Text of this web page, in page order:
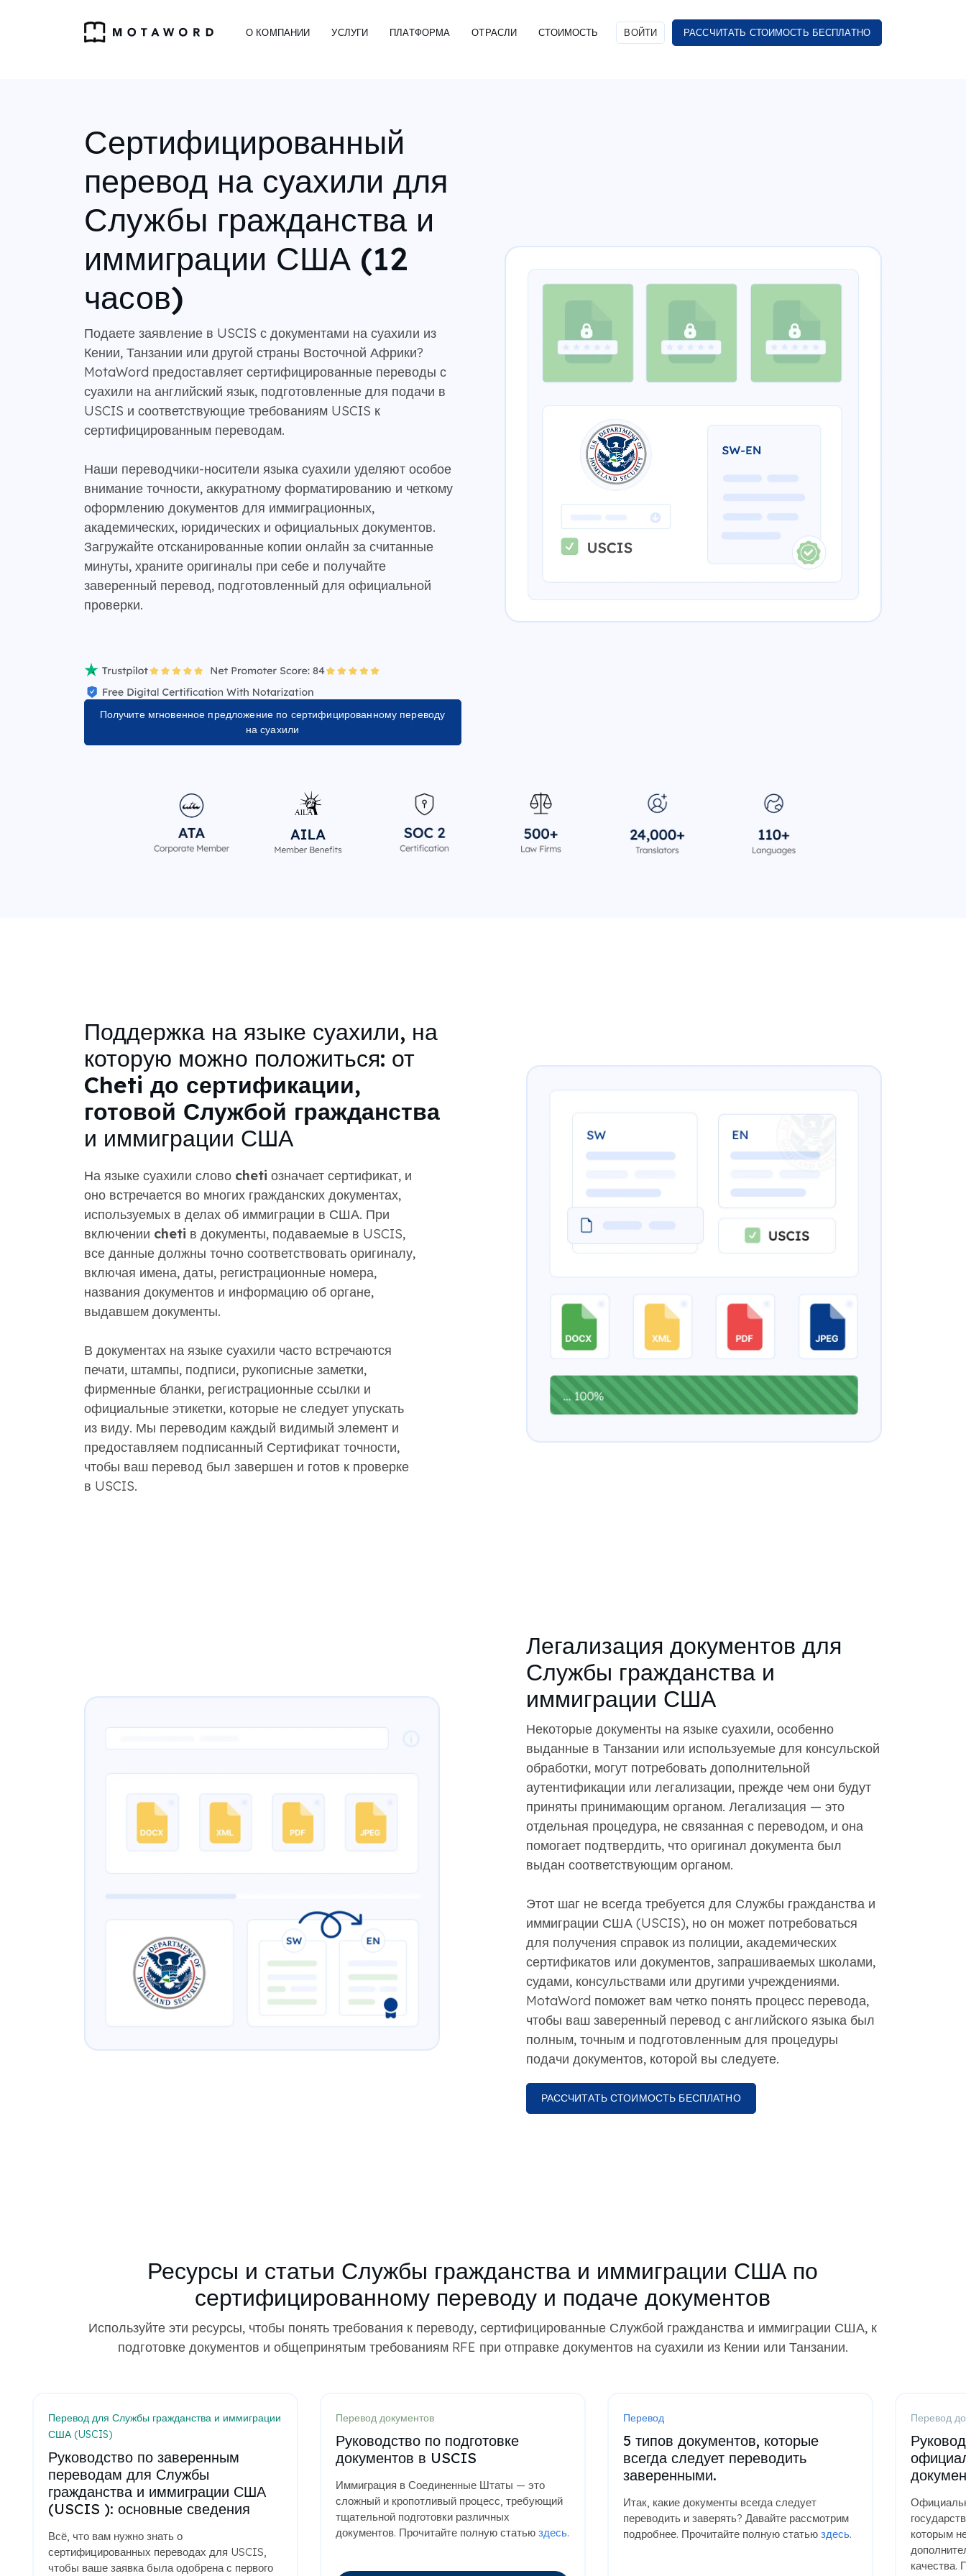
О КОМПАНИИ УСЛУГИ ПЛАТФОРМА ОТРАСЛИ СТОИМОСТЬ ВОЙТИ РАССЧИТАТЬ СТОИМОСТЬ БЕСПЛАТНО
Сертифицированный
перевод на суахили для
Службы гражданства и
иммиграции США (12
часов)
Подаете заявление в USCIS с документами на суахили из
Кении, Танзании или другой страны Восточной Африки?
MotaWord предоставляет сертифицированные переводы с
суахили на английский язык, подготовленные для подачи в
USCIS и соответствующие требованиям USCIS к
сертифицированным переводам.
Наши переводчики-носители языка суахили уделяют особое
внимание точности, аккуратному форматированию и четкому
оформлению документов для иммиграционных,
академических, юридических и официальных документов.
Загружайте отсканированные копии онлайн за считанные
минуты, храните оригиналы при себе и получайте
заверенный перевод, подготовленный для официальной
проверки.
Получите мгновенное предложение по сертифицированному переводу
на суахили
Поддержка на языке суахили, на
которую можно положиться: от
Cheti до сертификации,
готовой Службой гражданства
и иммиграции США
На языке суахили слово cheti означает сертификат, и
оно встречается во многих гражданских документах,
используемых в делах об иммиграции в США. При
включении cheti в документы, подаваемые в USCIS,
все данные должны точно соответствовать оригиналу,
включая имена, даты, регистрационные номера,
названия документов и информацию об органе,
выдавшем документы.
В документах на языке суахили часто встречаются
печати, штампы, подписи, рукописные заметки,
фирменные бланки, регистрационные ссылки и
официальные этикетки, которые не следует упускать
из виду. Мы переводим каждый видимый элемент и
предоставляем подписанный Сертификат точности,
чтобы ваш перевод был завершен и готов к проверке
в USCIS.
Легализация документов для
Службы гражданства и
иммиграции США
Некоторые документы на языке суахили, особенно
выданные в Танзании или используемые для консульской
обработки, могут потребовать дополнительной
аутентификации или легализации, прежде чем они будут
приняты принимающим органом. Легализация — это
отдельная процедура, не связанная с переводом, и она
помогает подтвердить, что оригинал документа был
выдан соответствующим органом.
Этот шаг не всегда требуется для Службы гражданства и
иммиграции США (USCIS), но он может потребоваться
для получения справок из полиции, академических
сертификатов или документов, запрашиваемых школами,
судами, консульствами или другими учреждениями.
MotaWord поможет вам четко понять процесс перевода,
чтобы ваш заверенный перевод с английского языка был
полным, точным и подготовленным для процедуры
подачи документов, которой вы следуете.
РАССЧИТАТЬ СТОИМОСТЬ БЕСПЛАТНО
Ресурсы и статьи Службы гражданства и иммиграции США по
сертифицированному переводу и подаче документов
Используйте эти ресурсы, чтобы понять требования к переводу, сертифицированные Службой гражданства и иммиграции США, к
подготовке документов и общепринятым требованиям RFE при отправке документов на суахили из Кении или Танзании.
Перевод для Службы гражданства и иммиграции
США (USCIS)
Руководство по заверенным
переводам для Службы
гражданства и иммиграции США
(USCIS ): основные сведения
Всё, что вам нужно знать о
сертифицированных переводах для USCIS,
чтобы ваше заявка была одобрена с первого
Перевод документов
Руководство по подготовке
документов в USCIS
Иммиграция в Соединенные Штаты — это
сложный и кропотливый процесс, требующий
тщательной подготовки различных
документов. Прочитайте полную статью здесь.
Перевод
5 типов документов, которые
всегда следует переводить
заверенными.
Итак, какие документы всегда следует
переводить и заверять? Давайте рассмотрим
подробнее. Прочитайте полную статью здесь.
Перевод
которым
качества.